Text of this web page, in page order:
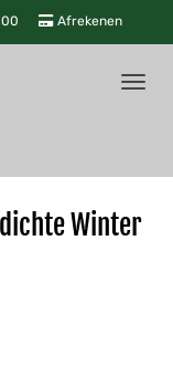
Afrekenen
Winter